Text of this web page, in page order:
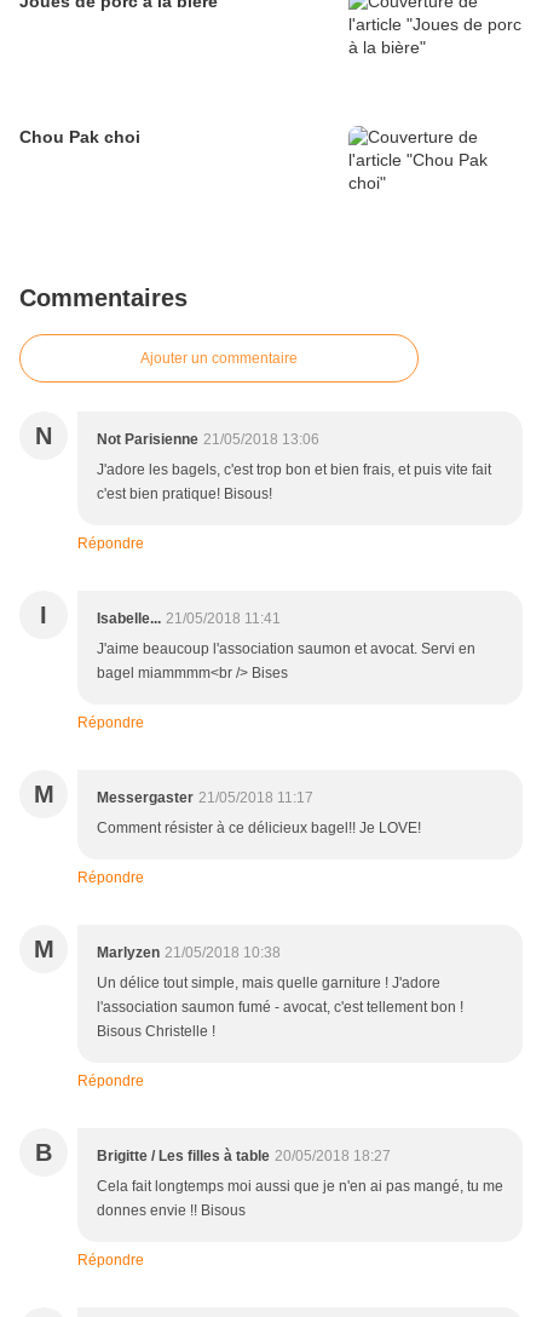
Chou Pak choi
Commentaires
Ajouter un commentaire
N Not Parisienne 21/05/2018 13:06
J'adore les bagels, c'est trop bon et bien frais, et puis vite fait
c'est bien pratique! Bisous!
Répondre
I Isabelle... 21/05/2018 11:41
J'aime beaucoup l'association saumon et avocat. Servi en
bagel miammmm<br /> Bises
Répondre
M Messergaster 21/05/2018 11:17
Comment résister à ce délicieux bagel!! Je LOVE!
Répondre
M Marlyzen 21/05/2018 10:38
Un délice tout simple, mais quelle garniture ! J'adore
l'association saumon fumé - avocat, c'est tellement bon !
Bisous Christelle !
Répondre
B Brigitte / Les filles à table 20/05/2018 18:27
Cela fait longtemps moi aussi que je n'en ai pas mangé, tu me
donnes envie !! Bisous
Répondre